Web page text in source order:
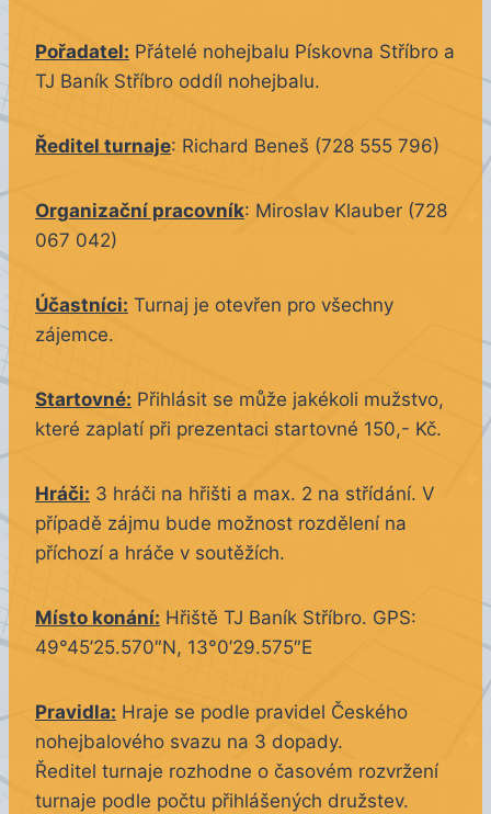
Pořadatel: Přátelé nohejbalu Pískovna Stříbro a
TJ Baník Stříbro oddíl nohejbalu.
Ředitel turnaje: Richard Beneš (728 555 796)
Organizační pracovník: Miroslav Klauber (728
067 042)
Účastníci: Turnaj je otevřen pro všechny
zájemce.
Startovné: Přihlásit se může jakékoli mužstvo,
které zaplatí při prezentaci startovné 150,- Kč.
Hráči: 3 hráči na hřišti a max. 2 na střídání. V
případě zájmu bude možnost rozdělení na
příchozí a hráče v soutěžích.
Místo konání: Hřiště TJ Baník Stříbro. GPS:
49°45’25.570″N, 13°0’29.575″E
Pravidla: Hraje se podle pravidel Českého
nohejbalového svazu na 3 dopady.
Ředitel turnaje rozhodne o časovém rozvržení
turnaje podle počtu přihlášených družstev.